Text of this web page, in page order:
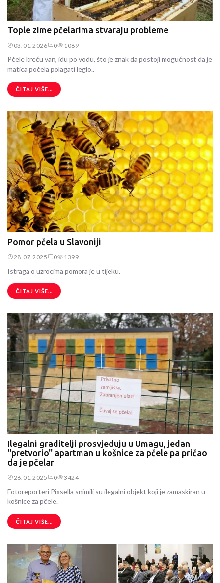
Tople zime pčelarima stvaraju probleme
03.01.2026 0 1089
Pčele kreću van, idu po vodu, što je znak da postoji mogućnost da je
matica počela polagati leglo..
ČITAJ VIŠE...
Pomor pčela u Slavoniji
28.07.2025 0 1399
Istraga o uzrocima pomora je u tijeku.
ČITAJ VIŠE...
Ilegalni graditelji prosvjeduju u Umagu, jedan
''pretvorio'' apartman u košnice za pčele pa pričao
da je pčelar
26.01.2025 0 3424
Fotoreporteri Pixsella snimili su ilegalni objekt koji je zamaskiran u
košnice za pčele.
ČITAJ VIŠE...